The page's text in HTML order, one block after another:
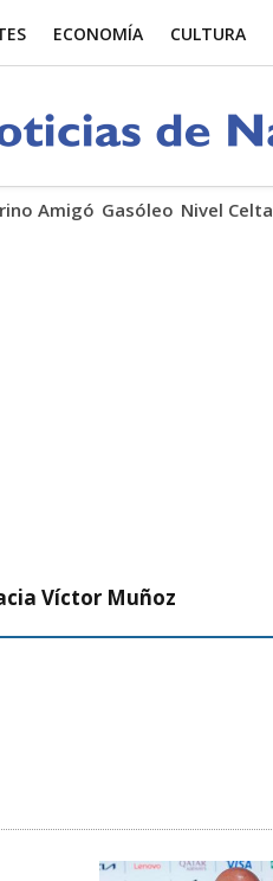
Amigó Gasóleo Nivel Celta
ECONOMÍA CULTURA
Víctor Muñoz